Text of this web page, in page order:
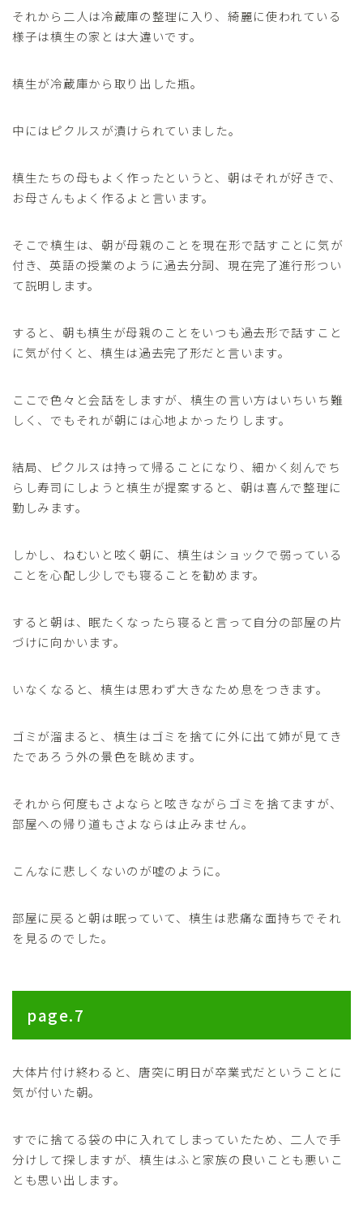
それから二人は冷蔵庫の整理に入り、綺麗に使われている
様子は槙生の家とは大違いです。
槙生が冷蔵庫から取り出した瓶。
中にはピクルスが漬けられていました。
槙生たちの母もよく作ったというと、朝はそれが好きで、
お母さんもよく作るよと言います。
そこで槙生は、朝が母親のことを現在形で話すことに気が
付き、英語の授業のように過去分詞、現在完了進行形つい
て説明します。
すると、朝も槙生が母親のことをいつも過去形で話すこと
に気が付くと、槙生は過去完了形だと言います。
ここで色々と会話をしますが、槙生の言い方はいちいち難
しく、でもそれが朝には心地よかったりします。
結局、ピクルスは持って帰ることになり、細かく刻んでち
らし寿司にしようと槙生が提案すると、朝は喜んで整理に
勤しみます。
しかし、ねむいと呟く朝に、槙生はショックで弱っている
ことを心配し少しでも寝ることを勧めます。
すると朝は、眠たくなったら寝ると言って自分の部屋の片
づけに向かいます。
いなくなると、槙生は思わず大きなため息をつきます。
ゴミが溜まると、槙生はゴミを捨てに外に出て姉が見てき
たであろう外の景色を眺めます。
それから何度もさよならと呟きながらゴミを捨てますが、
部屋への帰り道もさよならは止みません。
こんなに悲しくないのが嘘のように。
部屋に戻ると朝は眠っていて、槙生は悲痛な面持ちでそれ
を見るのでした。
page.7
大体片付け終わると、唐突に明日が卒業式だということに
気が付いた朝。
すでに捨てる袋の中に入れてしまっていたため、二人で手
分けして探しますが、槙生はふと家族の良いことも悪いこ
とも思い出します。